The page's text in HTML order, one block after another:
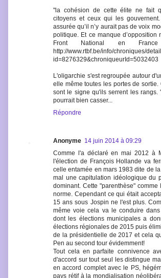
"la cohésion de cette élite ne fait
citoyens et ceux qui les
assurée qu’il n’y aurait pas de voix
politique. Et ce manque
Front National en
http://www.rtbf.be/info/chroniques/
id=8276329&chroniqueurId=5032403
L'oligarchie s'est regroupée autour
elle même toutes les portes de
sont le signe qu'ils serrent les
pourrait bien casser...
Répondre
Anonyme 14 juin 2014 à 09:29
Comme l'a déclaré en mai 2012 à
l'élection de François Hollande va
celle entamée en mars 1983 dite de
mal une capitulation idéologique du
dominant. Cette "parenthèse"
norme. Cependant ce qui était
15 ans sous Jospin ne l'est plus.
même voie cela va le conduire
dont les élections municipales a
élections régionales de 2015 puis
de la présidentielle de 2017 et cela
Pen au second tour évidemment!
Tout cela en parfaite connivence
d'accord sur tout seul les distingue
en accord complet avec le PS,
pays rétif à la mondialisation